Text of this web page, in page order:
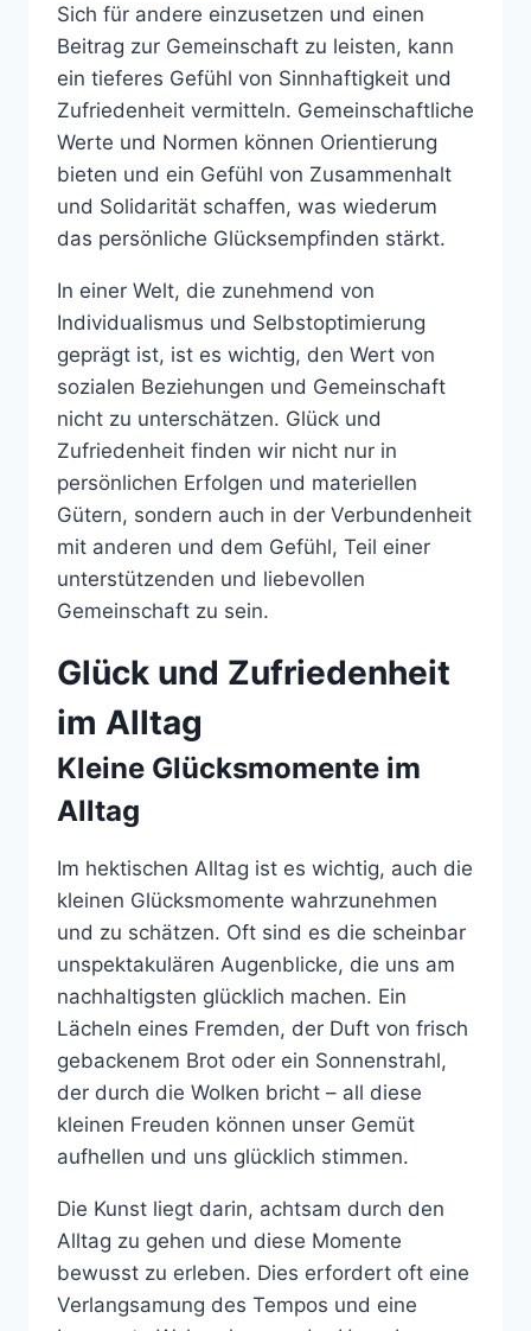
Sich für andere einzusetzen und einen
Beitrag zur Gemeinschaft zu leisten, kann
ein tieferes Gefühl von Sinnhaftigkeit und
Zufriedenheit vermitteln. Gemeinschaftliche
Werte und Normen können Orientierung
bieten und ein Gefühl von Zusammenhalt
und Solidarität schaffen, was wiederum
das persönliche Glücksempfinden stärkt.
In einer Welt, die zunehmend von
Individualismus und Selbstoptimierung
geprägt ist, ist es wichtig, den Wert von
sozialen Beziehungen und Gemeinschaft
nicht zu unterschätzen. Glück und
Zufriedenheit finden wir nicht nur in
persönlichen Erfolgen und materiellen
Gütern, sondern auch in der Verbundenheit
mit anderen und dem Gefühl, Teil einer
unterstützenden und liebevollen
Gemeinschaft zu sein.
Glück und Zufriedenheit
im Alltag
Kleine Glücksmomente im
Alltag
Im hektischen Alltag ist es wichtig, auch die
kleinen Glücksmomente wahrzunehmen
und zu schätzen. Oft sind es die scheinbar
unspektakulären Augenblicke, die uns am
nachhaltigsten glücklich machen. Ein
Lächeln eines Fremden, der Duft von frisch
gebackenem Brot oder ein Sonnenstrahl,
der durch die Wolken bricht – all diese
kleinen Freuden können unser Gemüt
aufhellen und uns glücklich stimmen.
Die Kunst liegt darin, achtsam durch den
Alltag zu gehen und diese Momente
bewusst zu erleben. Dies erfordert oft eine
Verlangsamung des Tempos und eine